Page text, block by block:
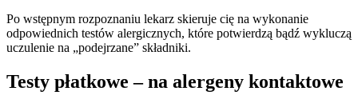
Po wstępnym rozpoznaniu lekarz skieruje cię na wykonanie
odpowiednich testów alergicznych, które potwierdzą bądź wykluczą
uczulenie na „podejrzane” składniki.
Testy płatkowe – na alergeny kontaktowe